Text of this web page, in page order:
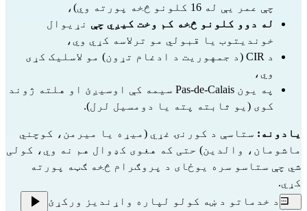
چې عمر یې له 16 کلونو څخه پورته وي)،
له دوو کلونو څخه کم وخت کیږي چې
خوندیتوب یا قبولي مو ترلاسه کړي وي،
وي،
کوی (یو ثابته پته یا دومسیل لرل).
یادونه:
کړي.
د خدماتو د ښه کولو لپاره واړندیز ورکړئ